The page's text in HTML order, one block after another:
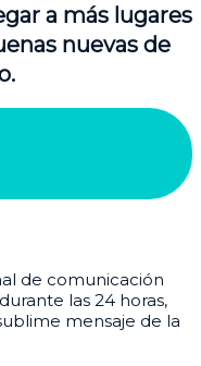
a más lugares
nuevas de
de comunicación
las 24 horas,
mensaje de la